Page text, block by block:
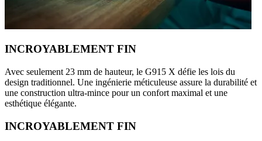
INCROYABLEMENT FIN
Avec seulement 23 mm de hauteur, le G915 X défie les lois du
design traditionnel. Une ingénierie méticuleuse assure la durabilité et
une construction ultra-mince pour un confort maximal et une
esthétique élégante.
INCROYABLEMENT FIN